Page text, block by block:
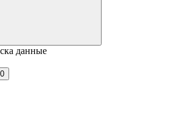
данные